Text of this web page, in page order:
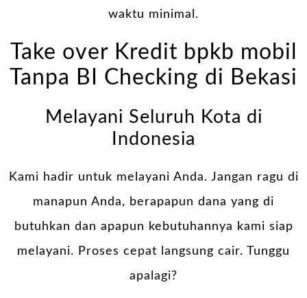
waktu minimal.
Take over Kredit bpkb mobil
Tanpa BI Checking di Bekasi
Melayani Seluruh Kota di
Indonesia
Kami hadir untuk melayani Anda. Jangan ragu di
manapun Anda, berapapun dana yang di
butuhkan dan apapun kebutuhannya kami siap
melayani. Proses cepat langsung cair. Tunggu
apalagi?